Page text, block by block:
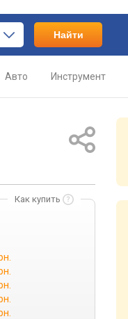
Найти
Авто Инструмент
Как купить